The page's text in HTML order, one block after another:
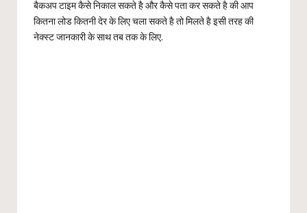
बैकअप टाइम कैसे निकाल सकते है और कैसे पता कर सकते है की आप
कितना लोड कितनी देर के लिए चला सकते है तो मिलते है इसी तरह की
नेक्स्ट जानकारी के साथ तब तक के लिए.